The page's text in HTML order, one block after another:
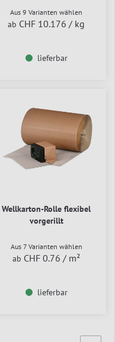
Aus 9 Varianten wählen
ab CHF 10.176 / kg
lieferbar
Wellkarton-Rolle flexibel
vorgerillt
Aus 7 Varianten wählen
ab CHF 0.76 / m²
lieferbar